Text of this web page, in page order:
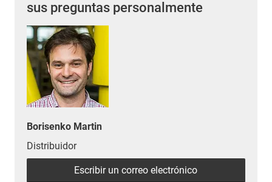
sus preguntas personalmente
Borisenko Martin
Distribuidor
Escribir un correo electrónico